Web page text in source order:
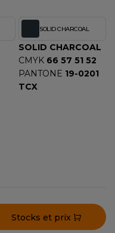
SOLID CHARCOAL
SOLID CHARCOAL
CMYK 66 57 51 52
PANTONE 19-0201
TCX
Stocks et prix